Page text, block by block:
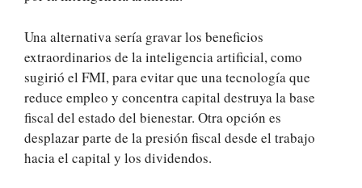
Una alternativa sería gravar los beneficios
extraordinarios de la inteligencia artificial, como
sugirió el FMI, para evitar que una tecnología que
reduce empleo y concentra capital destruya la base
fiscal del estado del bienestar. Otra opción es
desplazar parte de la presión fiscal desde el trabajo
hacia el capital y los dividendos.